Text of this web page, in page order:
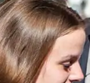
met een
naar